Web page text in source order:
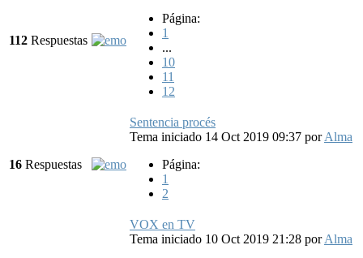
112 Respuestas
Página:
1
...
10
11
12
16 Respuestas
Sentencia procés
Tema iniciado 14 Oct 2019 09:37 porAlma
Página:
1
2
VOX en TV
Tema iniciado 10 Oct 2019 21:28 porAlma